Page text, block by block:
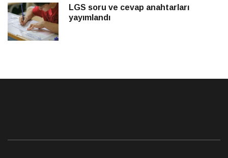
LGS soru ve cevap anahtarları
yayımlandı